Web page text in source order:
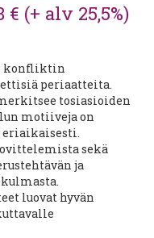
alv 25,5%)
konfliktin
periaatteita.
tosiasioiden
motiiveja on
sekä
ja
luovat hyvän